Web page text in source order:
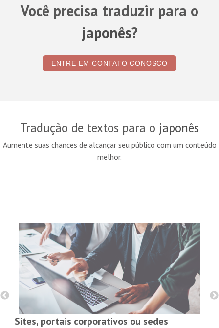
Você precisa traduzir para o
japonês?
ENTRE EM CONTATO CONOSCO
Tradução de textos para o japonês
Aumente suas chances de alcançar seu público com um conteúdo
melhor.
Sites, portais corporativos ou sedes